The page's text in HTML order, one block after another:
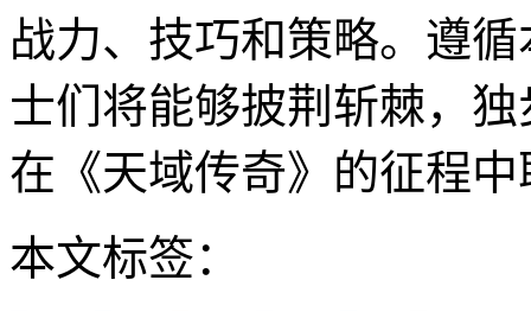
战力、技巧和策略。遵
士们将能够披荆斩棘，
在《天域传奇》的征程
本文标签：